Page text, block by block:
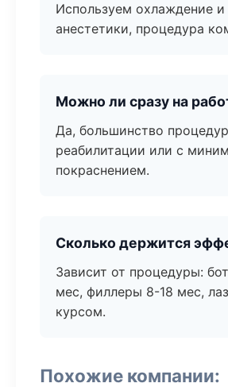
Используем охлаждение и
анестетики, процедура
Можно ли сразу на
Да, большинство
реабилитации или с
покраснением.
Сколько держится
Зависит от процедуры:
мес, филлеры 8-18 мес,
курсом.
Похожие компании: